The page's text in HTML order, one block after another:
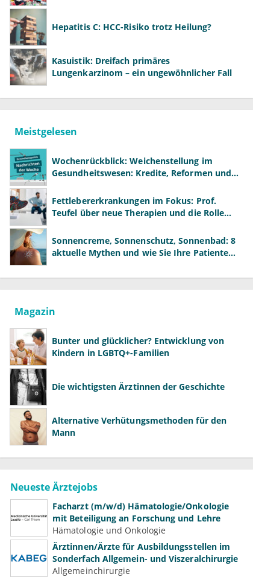
Hepatitis C: HCC-Risiko trotz Heilung?
Kasuistik: Dreifach primäres
Lungenkarzinom – ein ungewöhnlicher Fall
Meistgelesen
Wochenrückblick: Weichenstellung im
Gesundheitswesen: Kredite, Reformen und
Fettlebererkrankungen im Fokus: Prof.
Teufel über neue Therapien und die Rolle
Sonnencreme, Sonnenschutz, Sonnenbad: 8
aktuelle Mythen und wie Sie Ihre Patienten
Magazin
Bunter und glücklicher? Entwicklung von
Kindern in LGBTQ+-Familien
Die wichtigsten Ärztinnen der Geschichte
Alternative Verhütungsmethoden für den
Mann
Neueste Ärztejobs
Facharzt (m/w/d) Hämatologie/Onkologie
mit Beteiligung an Forschung und Lehre
Hämatologie und Onkologie
Ärztinnen/Ärzte für Ausbildungsstellen im
Sonderfach Allgemein- und Viszeralchirurgie
Allgemeinchirurgie